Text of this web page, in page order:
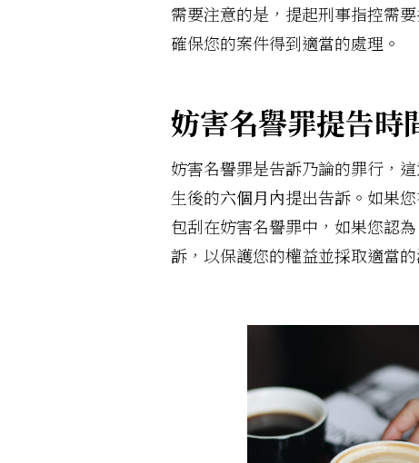
需要注意的是，提起刑事指控需
確保您的案件得到適當的處理。
妨害名譽罪提告時
妨害名譽罪是告訴乃論的罪行，
生後的六個月內提出告訴。如果
包刮在妨害名譽罪中，如果您認
訴，以保護您的權益並採取適當的